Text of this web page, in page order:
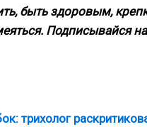
быть здоровым,
Подписывайся
трихолог